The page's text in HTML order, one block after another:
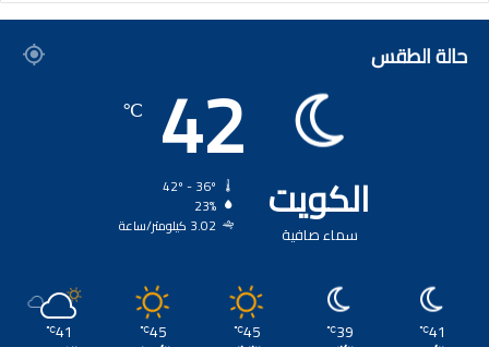
حالة الطقس
الكويت
سماء صافية
42
℃
23%
3.02 كيلومتر/ساعة
41
℃
39
℃
45
℃
45
℃
41
℃